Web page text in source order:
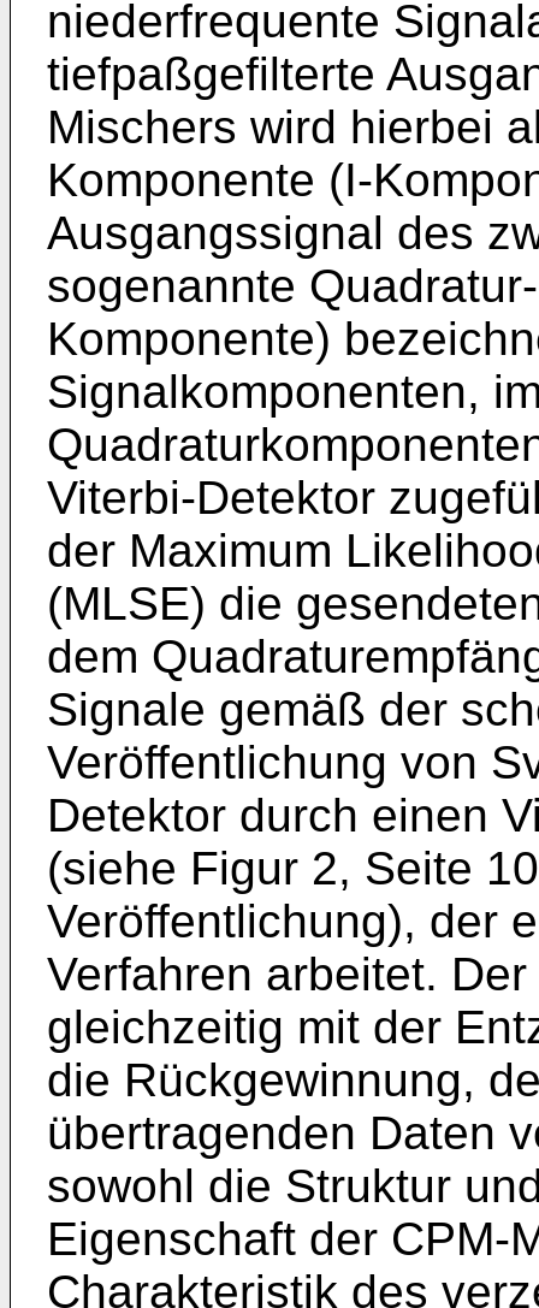
nie­derfrequente
tiefpaßge­filterte
Mischers wird hierbei
Komponente (I-
Ausgangssignal des
sogenannte
Komponente)
Signalkomponenten,
Viterbi-­Detektor
der Maximum
(MLSE) die
dem
Signale gemäß der
Veröffentlichung von
Detektor durch einen
(siehe Figur 2, Seite
Veröffentlichung), der
Verfahren arbeitet.
gleich­zeitig mit der
die Rückge­winnung,
übertragenden Daten
sowohl die Struktur
Eigenschaft der CPM-
Charakteristik des